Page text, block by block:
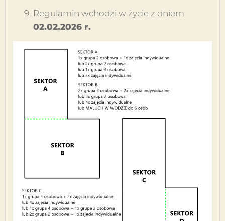
Regulamin wchodzi w życie z dniem
02.02.2026 r.